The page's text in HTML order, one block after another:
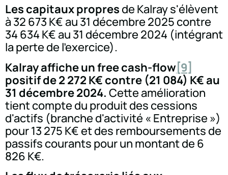
Les capitaux propres de Kalray s'élèvent
à 32 673 K€ au 31 décembre 2025 contre
34 634 K€ au 31 décembre 2024 (intégrant
la perte de l'exercice).
Kalray affiche un free cash-flow [9]
positif de 2 272 K€ contre (21 084) K€ au
31 décembre 2024. Cette amélioration
tient compte du produit des cessions
d'actifs (branche d'activité « Entreprise »)
pour 13 275 K€ et des remboursements de
passifs courants pour un montant de 6
826 K€.